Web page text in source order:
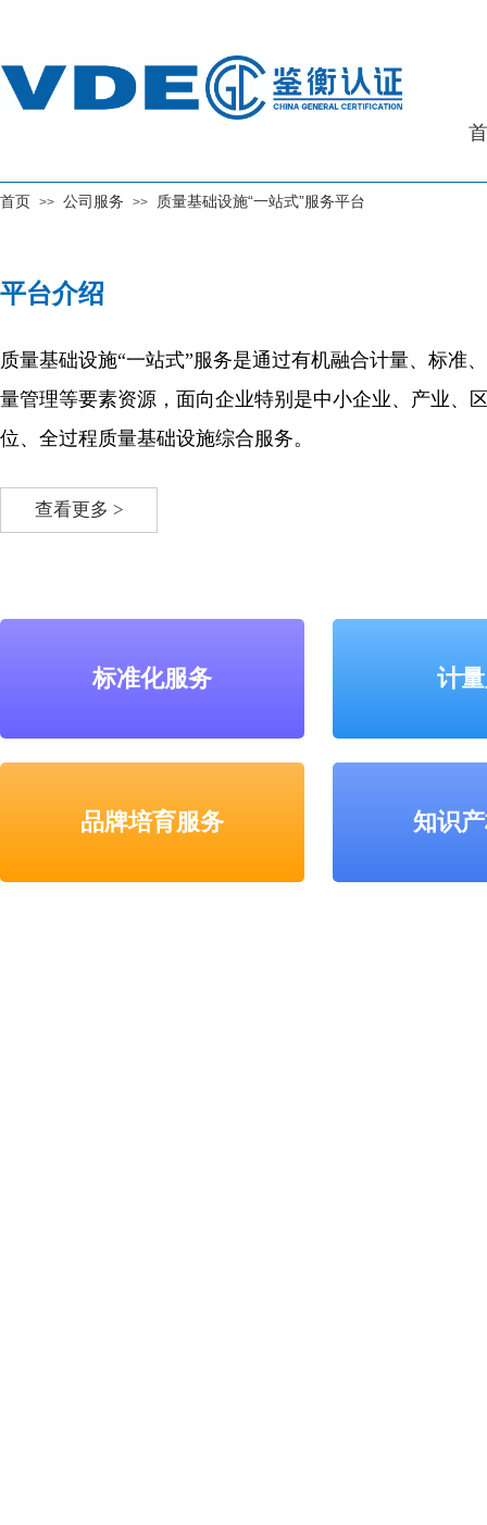
首页 >> 公司服务 >> 质量基础设施“一站式”服务平台
平台介绍
质量基础设施“一站式”服务是通过有机融合计量、标准
量管理等要素资源，面向企业特别是中小企业、产业、
位、全过程质量基础设施综合服务。
查看更多 >
计
标准化服务
品牌培育服务 知识